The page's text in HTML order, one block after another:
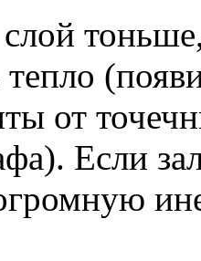
слой
тепло
от
Если